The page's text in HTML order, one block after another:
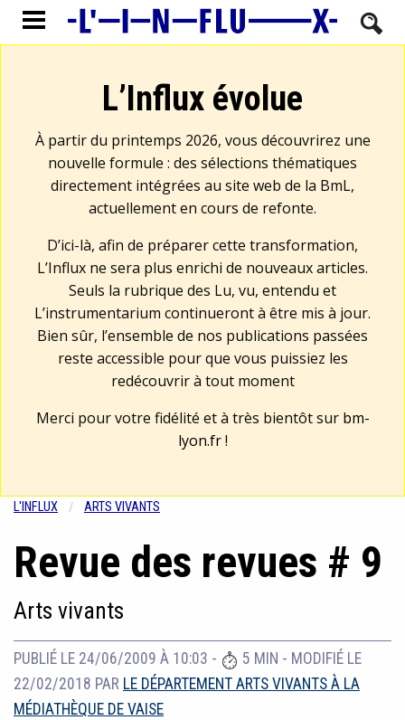
L’Influx évolue
À partir du printemps 2026, vous découvrirez une
nouvelle formule : des sélections thématiques
directement intégrées au site web de la BmL,
actuellement en cours de refonte.
D’ici-là, afin de préparer cette transformation,
L’Influx ne sera plus enrichi de nouveaux articles.
Seuls la rubrique des Lu, vu, entendu et
L’instrumentarium continueront à être mis à jour.
Bien sûr, l’ensemble de nos publications passées
reste accessible pour que vous puissiez les
redécouvrir à tout moment
Merci pour votre fidélité et à très bientôt sur bm-
lyon.fr!
L'INFLUX ARTS VIVANTS
Revue des revues # 9
Arts vivants
PUBLIÉ LE 24/06/2009 À 10:03 - 5 MIN - MODIFIÉ LE
22/02/2018 PAR LE DÉPARTEMENT ARTS VIVANTS À LA
MÉDIATHÈQUE DE VAISE